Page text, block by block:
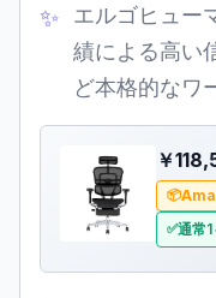
エルゴヒュー
績による高い
ど本格的なワ
￥
通常